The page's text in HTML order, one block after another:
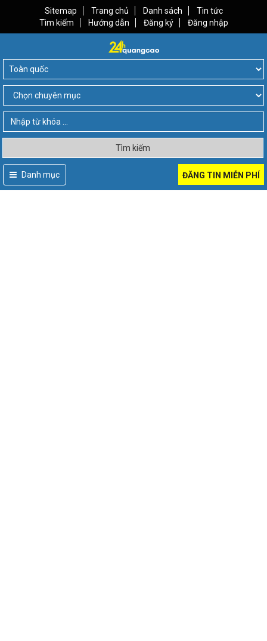
Sitemap Trang chủ Danh sách
Tin tức
Tìm kiếm
Hướng dẫn Đăng ký Đăng nhập
Tìm kiếm
Danh mục ĐĂNG TIN MIỄN PHÍ